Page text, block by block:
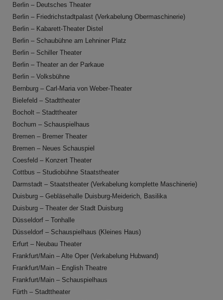
Berlin – Deutsches Theater
Berlin – Friedrichstadtpalast (Verkabelung Obermaschinerie)
Berlin – Kabarett-Theater Distel
Berlin – Schaubühne am Lehniner Platz
Berlin – Schiller Theater
Berlin – Theater an der Parkaue
Berlin – Volksbühne
Bernburg – Carl-Maria von Weber-Theater
Bielefeld – Stadttheater
Bocholt – Stadttheater
Bochum – Schauspielhaus
Bremen – Bremer Theater
Bremen – Neues Schauspiel
Coesfeld – Konzert Theater
Cottbus – Studiobühne Staatstheater
Darmstadt – Staatstheater (Verkabelung komplette Maschinerie)
Duisburg – Gebläsehalle Duisburg-Meiderich, Basilika
Duisburg – Theater der Stadt Duisburg
Düsseldorf – Tonhalle
Düsseldorf – Schauspielhaus (Kleines Haus)
Erfurt – Neubau Theater
Frankfurt/Main – Alte Oper (Verkabelung Hubwand)
Frankfurt/Main – English Theatre
Frankfurt/Main – Schauspielhaus
Fürth – Stadttheater